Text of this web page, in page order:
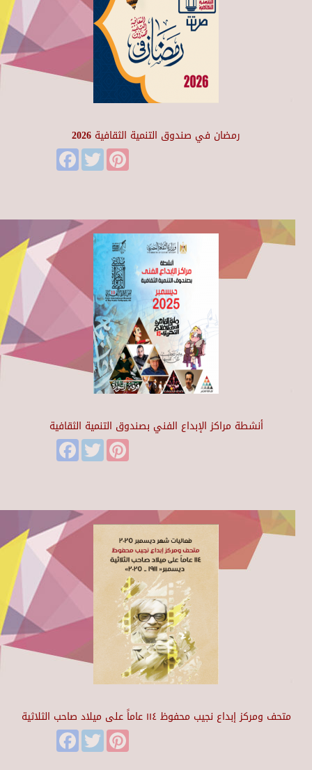
رمضان في صندوق التنمية الثقافية 2026
FacebookTwitter
أنشطة مراكز الإبداع الفني بصندوق التنمية الثقافية
FacebookTwitter
متحف ومركز إبداع نجيب محفوظ ١١٤ عاماً على ميلاد صاحب الثلاثية
FacebookTwitter